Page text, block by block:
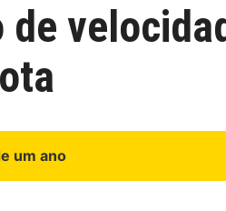
de
um ano